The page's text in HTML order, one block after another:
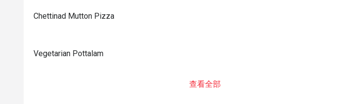
Chettinad Mutton Pizza
Vegetarian Pottalam
查看全部